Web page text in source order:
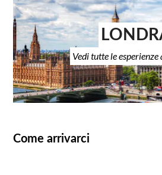
Vedi tutte le esperienze
Come arrivarci